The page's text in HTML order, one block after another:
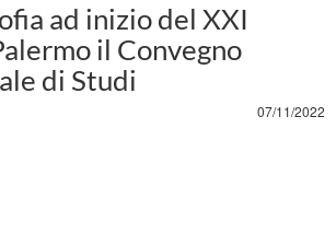
ad inizio del XXI
il Convegno
di Studi
07/11/2022